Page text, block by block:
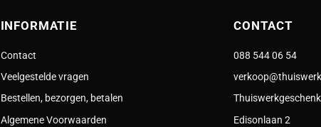
INFORMATIE
Contact
Veelgestelde vragen
Bestellen, bezorgen, betalen
Algemene Voorwaarden
CONTACT
088 544 06 54
Edisonlaan 2